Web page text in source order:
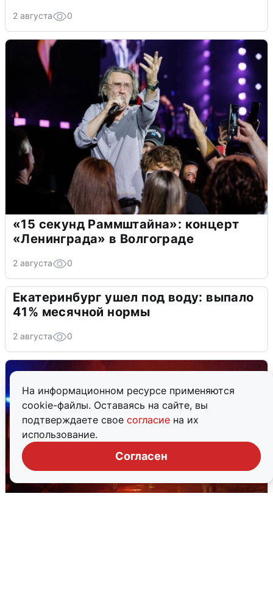
На информационном ресурсе применяются
cookie-файлы. Оставаясь на сайте, вы
подтверждаете свое согласие на их
использование.
Согласен
2 августа 0
«15 секунд Раммштайна»: концерт
«Ленинграда» в Волгограде
2 августа 0
Екатеринбург ушел под воду: выпало
41% месячной нормы
2 августа 0